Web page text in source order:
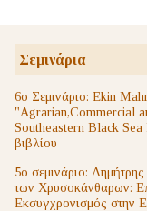
Σεμινάρια
6ο Σεμινάριο: Ekin
"Agrarian,Commercial
Southeastern Black
βιβλίου
5ο σεμινάριο:
των Χρυσοκάνθαρων:
Εκσυγχρονισμός στην